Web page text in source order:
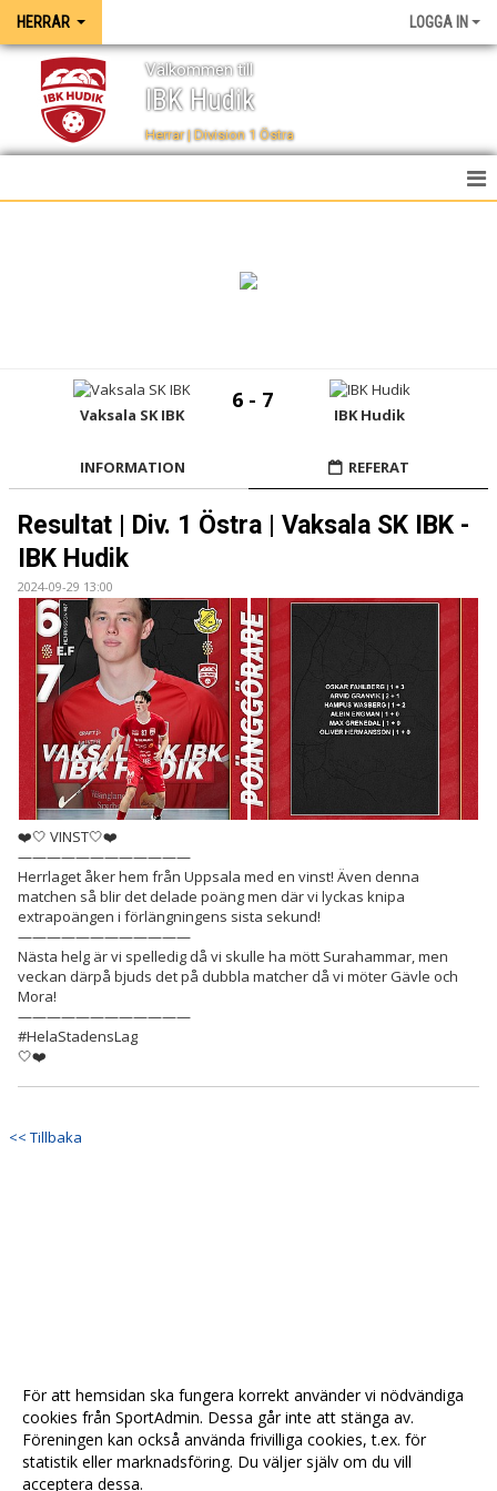
HERRAR LOGGA IN
IBK Hudik
Välkommen till
Herrar | Division 1 Östra
SPELSCHEMA
DOKUMENT
KONTAKT
WEBBSÄNDNINGAR
Vaksala SK IBK
6 - 7
IBK Hudik
INFORMATION REFERAT
Resultat | Div. 1 Östra | Vaksala SK IBK -
IBK Hudik
2024-09-29 13:00
❤️🤍 VINST🤍❤️
————————————
Herrlaget åker hem från Uppsala med en vinst! Även denna
matchen så blir det delade poäng men där vi lyckas knipa
extrapoängen i förlängningens sista sekund!
————————————
Nästa helg är vi spelledig då vi skulle ha mött Surahammar, men
veckan därpå bjuds det på dubbla matcher då vi möter Gävle och
Mora!
————————————
#HelaStadensLag
🤍❤️
<< Tillbaka
För att hemsidan ska fungera korrekt använder vi nödvändiga
cookies från SportAdmin. Dessa går inte att stänga av.
Föreningen kan också använda frivilliga cookies, t.ex. för
statistik eller marknadsföring. Du väljer själv om du vill
acceptera dessa.